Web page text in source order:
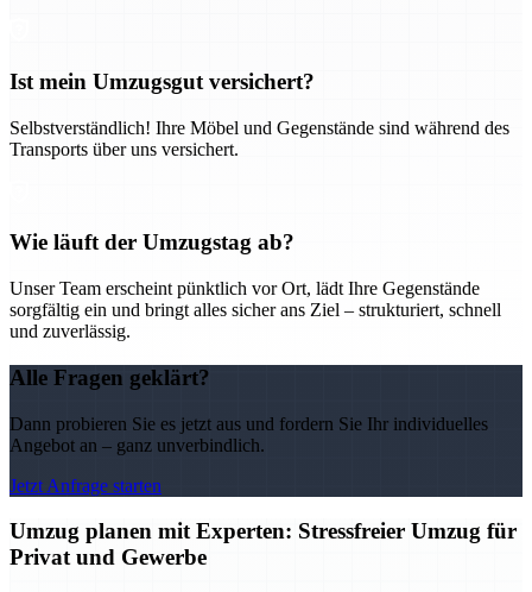
Ist mein Umzugsgut versichert?
Selbstverständlich! Ihre Möbel und Gegenstände sind während des
Transports über uns versichert.
Wie läuft der Umzugstag ab?
Unser Team erscheint pünktlich vor Ort, lädt Ihre Gegenstände
sorgfältig ein und bringt alles sicher ans Ziel – strukturiert, schnell
und zuverlässig.
Alle Fragen geklärt?
Dann probieren Sie es jetzt aus und fordern Sie Ihr individuelles
Angebot an – ganz unverbindlich.
Jetzt Anfrage starten
Umzug planen mit Experten: Stressfreier Umzug für
Privat und Gewerbe